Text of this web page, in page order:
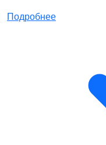
Подробнее